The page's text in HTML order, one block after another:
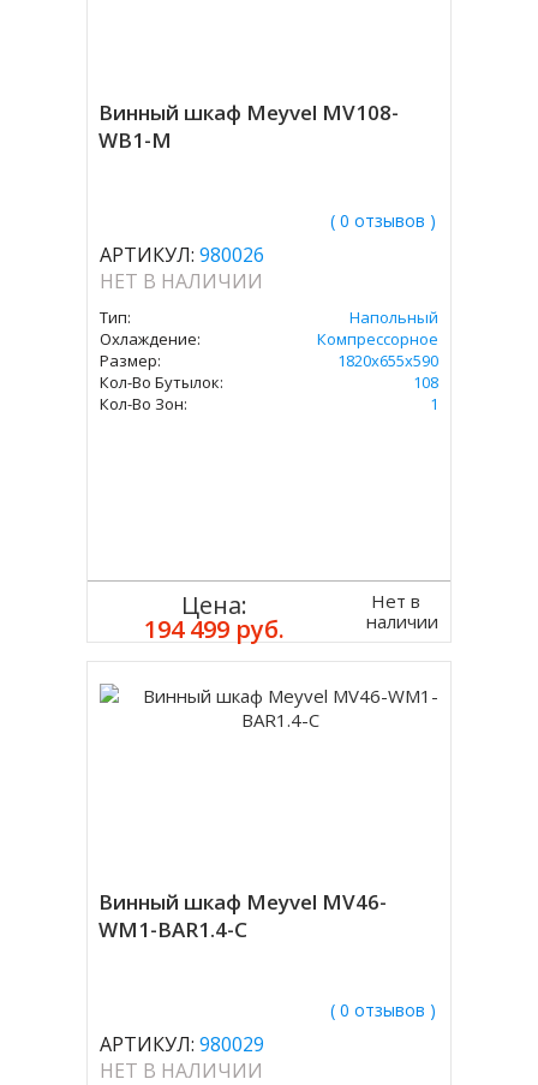
Винный шкаф Meyvel MV108-
WB1-M
( 0 отзывов )
АРТИКУЛ: 980026
НЕТ В НАЛИЧИИ
Тип:
Напольный
Охлаждение:
Компрессорное
Размер:
1820х655х590
Кол-Во Бутылок:
108
Кол-Во Зон:
1
Цена:
194 499 руб.
Нет в
наличии
Винный шкаф Meyvel MV46-
WM1-BAR1.4-C
( 0 отзывов )
АРТИКУЛ: 980029
НЕТ В НАЛИЧИИ